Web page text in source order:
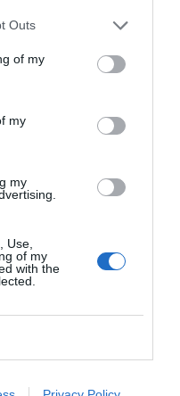
Outs
of my
my
my
Use,
of my
with the
την Τεχνητή
Κερατσινίου
την Πέμπτη 4 Ιουνίου